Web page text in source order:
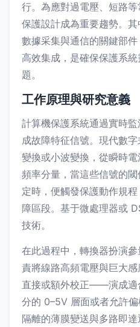
行。為應對過電壓、短路
保護設計成為重要趨勢。
數據采集與通信的關鍵部
高效集成，是確保保護系
題。
工作原理與研究意義
計算機保護系統通過實時
成故障特征信號。現代數
變換或小波變換，從瞬時
頻率分量，當這些信號的
定時，便觸發保護動作規
障區段。基于微處理器或
技術。
在此過程中，轉換器扮演
責將線路高頻電壓與巨大
直接或額外校正——演成適
分的 0–5V 層面或者允許
隔離的薄膜變送與多路即